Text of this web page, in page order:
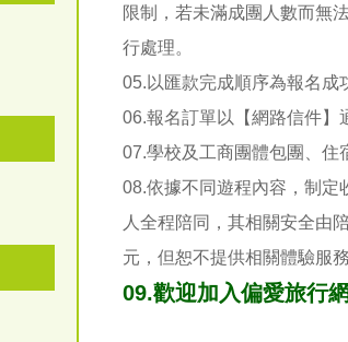
限制，若未滿成團人數而無
行處理。
05.以匯款完成順序為報名成
06.報名訂單以【網路信件】
07.學校及工商團體包團、住
08.依據不同遊程內容，制定
人全程陪同，其相關安全由
元，但恕不提供相關體驗服
09.歡迎加入偏愛旅行